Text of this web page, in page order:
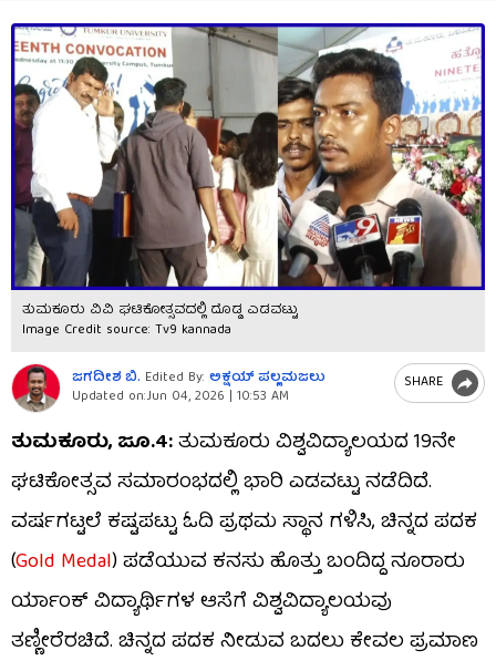
ತುಮಕೂರು ವಿವಿ ಘಟಿಕೋತ್ಸವದಲ್ಲಿ ದೊಡ್ಡ ಎಡವಟ್ಟು
Image Credit source: Tv9 kannada
ಜಗದೀಶ ಬಿ. Edited By: ಅಕ್ಷಯ್​ ಪಲ್ಲಮಜಲು​​
Updated on:Jun 04, 2026 | 10:53 AM
SHARE
ತುಮಕೂರು, ಜೂ.4:ತುಮಕೂರು ವಿಶ್ವವಿದ್ಯಾಲಯದ 19ನೇ
ಘಟಿಕೋತ್ಸವ ಸಮಾರಂಭದಲ್ಲಿ ಭಾರಿ ಎಡವಟ್ಟು ನಡೆದಿದೆ.
ವರ್ಷಗಟ್ಟಲೆ ಕಷ್ಟಪಟ್ಟು ಓದಿ ಪ್ರಥಮ ಸ್ಥಾನ ಗಳಿಸಿ, ಚಿನ್ನದ ಪದಕ
(Gold Medal) ಪಡೆಯುವ ಕನಸು ಹೊತ್ತು ಬಂದಿದ್ದ ನೂರಾರು
ರ್ಯಾಂಕ್ ವಿದ್ಯಾರ್ಥಿಗಳ ಆಸೆಗೆ ವಿಶ್ವವಿದ್ಯಾಲಯವು
ತಣ್ಣೀರೆರಚಿದೆ. ಚಿನ್ನದ ಪದಕ ನೀಡುವ ಬದಲು ಕೇವಲ ಪ್ರಮಾಣ